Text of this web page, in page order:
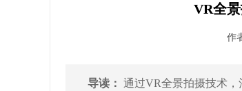
VR全
作
导读： 通过VR全景拍摄技术